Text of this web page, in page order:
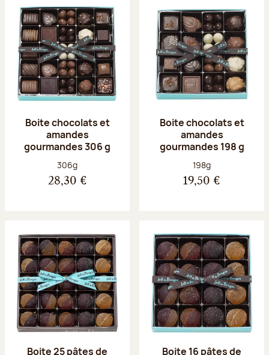
Boite chocolats et
amandes
gourmandes 306 g
Poids net :
306g
28,30 €
Boite chocolats et
amandes
gourmandes 198 g
Poids net :
198g
19,50 €
Boite 25 pâtes de Boite 16 pâtes de